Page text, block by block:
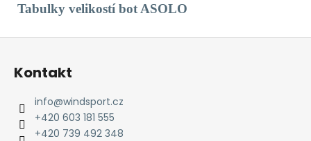
Tabulky velikostí bot ASOLO
Z
Kontakt
info@windsport.cz
+420 603 181 555
+420 739 492 348